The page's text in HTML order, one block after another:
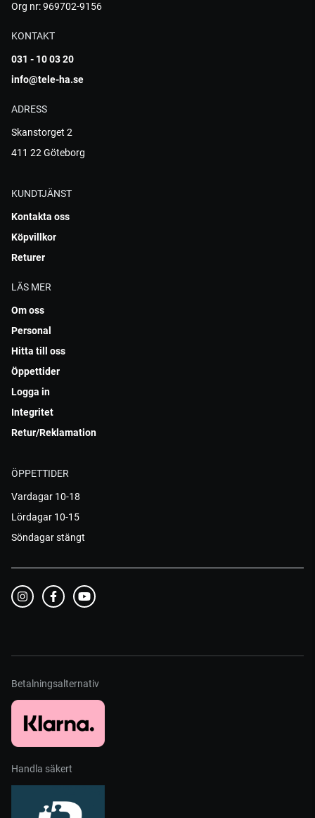
Org nr: 969702-9156
KONTAKT
031 - 10 03 20
info@tele-ha.se
ADRESS
Skanstorget 2
411 22 Göteborg
KUNDTJÄNST
Kontakta oss
Köpvillkor
Returer
LÄS MER
Om oss
Personal
Hitta till oss
Öppettider
Logga in
Integritet
Retur/Reklamation
ÖPPETTIDER
Vardagar 10-18
Lördagar 10-15
Söndagar stängt
Betalningsalternativ
Handla säkert